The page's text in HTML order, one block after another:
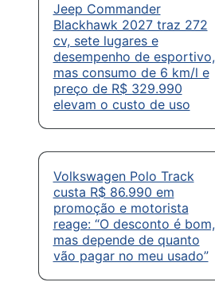
Jeep Commander
Blackhawk 2027 traz 272
cv, sete lugares e
desempenho de esportivo,
mas consumo de 6 km/l e
preço de R$ 329.990
elevam o custo de uso
Volkswagen Polo Track
custa R$ 86.990 em
promoção e motorista
reage: “O desconto é bom,
mas depende de quanto
vão pagar no meu usado”